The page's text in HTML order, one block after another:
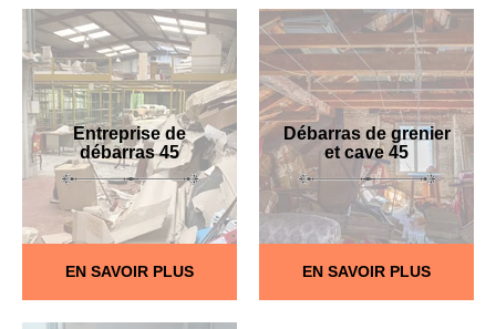
Entreprise de
débarras 45
EN SAVOIR PLUS
Débarras de grenier
et cave 45
EN SAVOIR PLUS